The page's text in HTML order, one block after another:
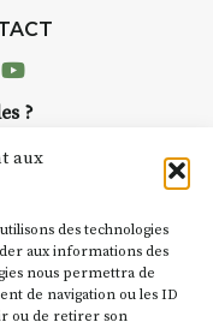
aux
des technologies
aux informations des
nous permettra de
de navigation ou les ID
ou de retirer son
Youtube
?
Strada